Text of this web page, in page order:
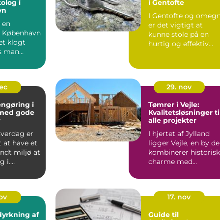
i
en
klogt
man
i Gentofte
I Gentofte og
er det vigtigt at
kunne stole på en
hurtig og effektiv
i
gode
er
have et
miljø at
i.
29. nov
Tømrer i Vejle:
Kvalitetsløsninger
alle projekter
I hjertet af Jylland
ligger Vejle, en by
kombinerer historisk
charme med
af
17. nov
Guide til